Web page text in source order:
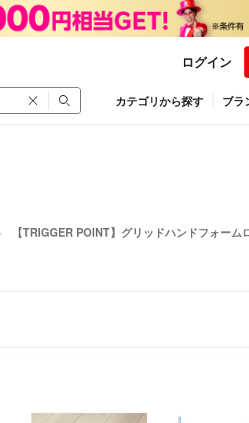
ログイン
カテゴリから探す ブラ
【TRIGGER POINT】グリッドハンドフォーム